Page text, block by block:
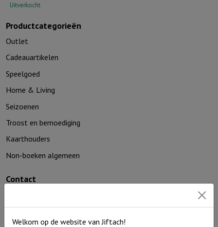
Productcategorieën
Outlet
Cadeauartikelen
Speelgoed
Home & Living
Seizoenen
Troost en bemoediging
Kaarthouders
Non-boeken algemeen
Contact
3861 NA Nijkerk
T: 06 – 4188 1025
Uitverkocht
Welkom op de website van Jiftach!